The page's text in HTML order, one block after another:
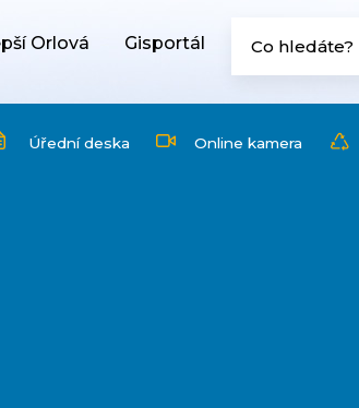
Orlová Gisportál
Úřední deska Online kamera